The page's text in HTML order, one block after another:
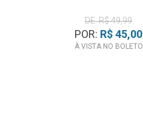
DE: R$ 49,99
POR: R$ 45,00
À VISTA NO BOLETO